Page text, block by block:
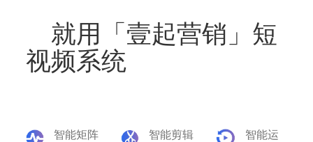
就用「壹起营销」短
视频系统
智能矩阵 智能剪辑
智能运